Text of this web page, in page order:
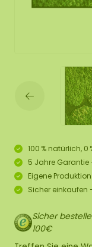
100 % natürlich,
5 Jahre Garantie
Eigene
Sicher einkaufen
Sicher
100€